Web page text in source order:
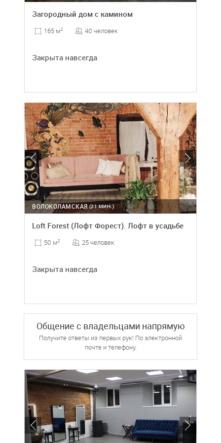
Загородный дом с камином
165 м2 40 человек
Закрыта навсегда
(21 МИН.)
ВОЛОКОЛАМСКАЯ
Loft Forest (Лофт Форест). Лофт в усадьбе
50 м2 25 человек
Закрыта навсегда
Общение с владельцами напрямую
Получите ответы из первых рук! По электронной
почте и телефону.